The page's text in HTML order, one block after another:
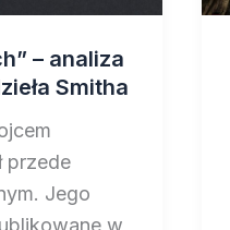
– analiza
Smitha
przede
Jego
w